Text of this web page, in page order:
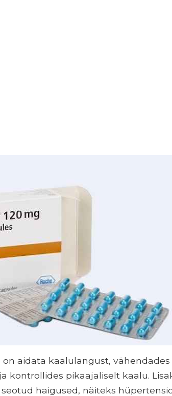
aidata kaalulangust, vähendades
kontrollides pikaajaliselt kaalu.
haigused, näiteks